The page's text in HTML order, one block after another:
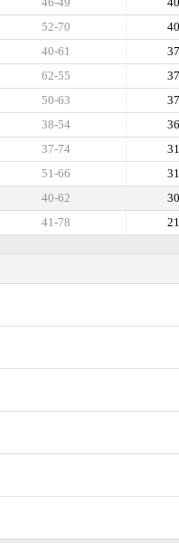
40
52-70
37
40-61
37
62-55
37
50-63
36
38-54
31
37-74
31
51-66
30
40-62
21
41-78